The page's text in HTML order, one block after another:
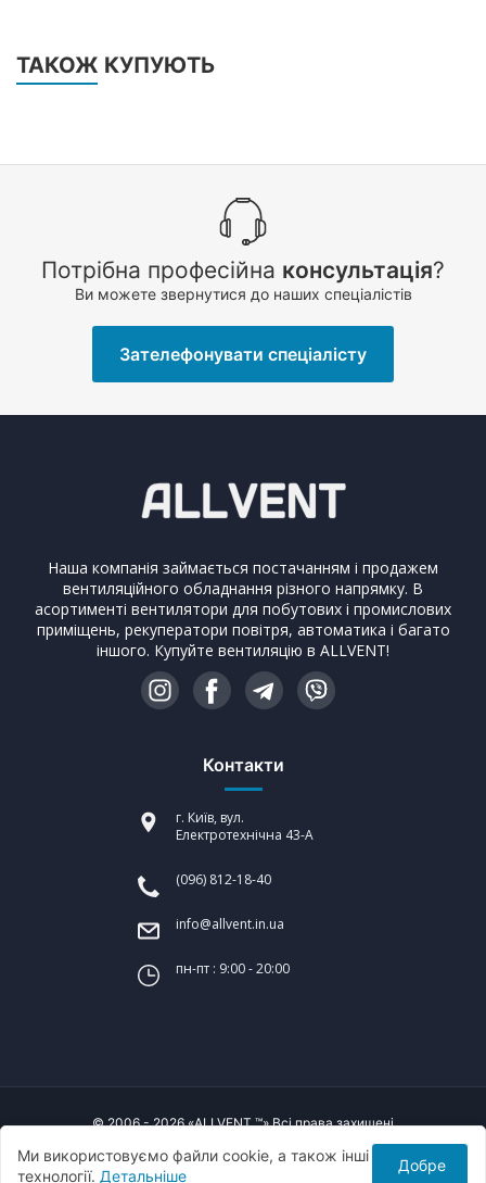
ТАКОЖ КУПУЮТЬ
Потрібна професійна консультація?
Ви можете звернутися до наших спеціалістів
Зателефонувати спеціалісту
Наша компанія займається постачанням і продажем
вентиляційного обладнання різного напрямку. В
асортименті вентилятори для побутових і промислових
приміщень, рекуператори повітря, автоматика і багато
іншого. Купуйте вентиляцію в ALLVENT!
Контакти
г. Київ, вул.
Електротехнічна 43-А
(096) 812-18-40
info@allvent.in.ua
пн-пт : 9:00 - 20:00
© 2006 - 2026 «ALLVENT ™» Всі права захищені
Створення сайтів:
Ми використовуємо файли cookie, а також інші
технології. Детальніше
Добре